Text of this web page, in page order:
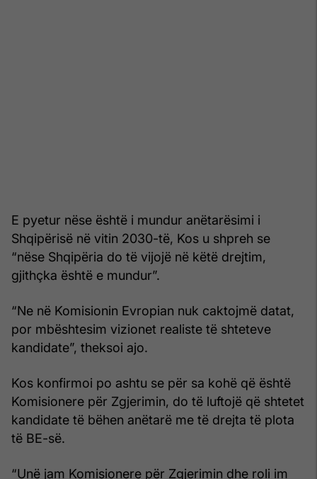
E pyetur nëse është i mundur anëtarësimi i
Shqipërisë në vitin 2030-të, Kos u shpreh se
“nëse Shqipëria do të vijojë në këtë drejtim,
gjithçka është e mundur”.
“Ne në Komisionin Evropian nuk caktojmë datat,
por mbështesim vizionet realiste të shteteve
kandidate”, theksoi ajo.
Kos konfirmoi po ashtu se për sa kohë që është
Komisionere për Zgjerimin, do të luftojë që shtetet
kandidate të bëhen anëtarë me të drejta të plota
të BE-së.
“Unë jam Komisionere për Zgjerimin dhe roli im